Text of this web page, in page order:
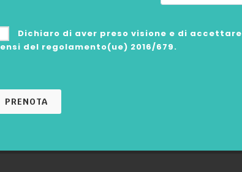
Dichiaro di aver preso visione e di accettare
del regolamento(ue) 2016/679.
PRENOTA